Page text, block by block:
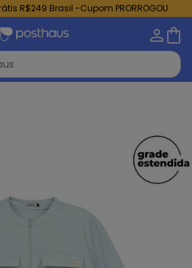
R$249 Brasil -Cupom PRORROGOU